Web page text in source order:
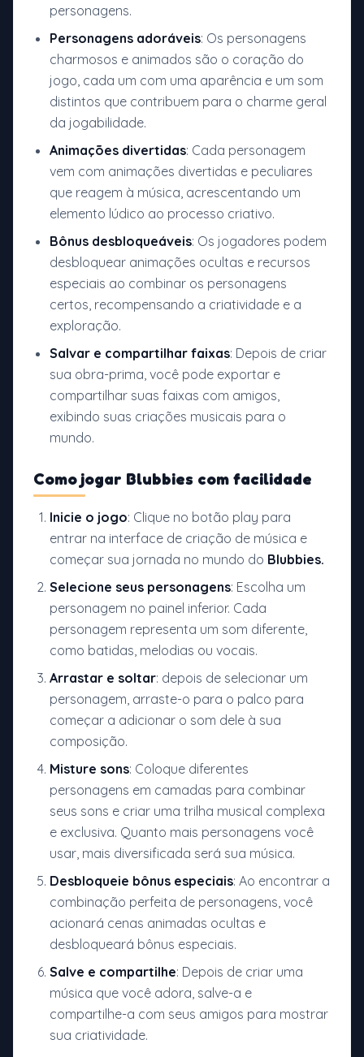
personagens.
Personagens adoráveis: Os personagens
charmosos e animados são o coração do
jogo, cada um com uma aparência e um som
distintos que contribuem para o charme geral
da jogabilidade.
Animações divertidas: Cada personagem
vem com animações divertidas e peculiares
que reagem à música, acrescentando um
elemento lúdico ao processo criativo.
Bônus desbloqueáveis: Os jogadores podem
desbloquear animações ocultas e recursos
especiais ao combinar os personagens
certos, recompensando a criatividade e a
exploração.
Salvar e compartilhar faixas: Depois de criar
sua obra-prima, você pode exportar e
compartilhar suas faixas com amigos,
exibindo suas criações musicais para o
mundo.
Como jogar Blubbies com facilidade
Inicie o jogo: Clique no botão play para
entrar na interface de criação de música e
começar sua jornada no mundo do Blubbies.
Selecione seus personagens: Escolha um
personagem no painel inferior. Cada
personagem representa um som diferente,
como batidas, melodias ou vocais.
Arrastar e soltar: depois de selecionar um
personagem, arraste-o para o palco para
começar a adicionar o som dele à sua
composição.
Misture sons: Coloque diferentes
personagens em camadas para combinar
seus sons e criar uma trilha musical complexa
e exclusiva. Quanto mais personagens você
usar, mais diversificada será sua música.
Desbloqueie bônus especiais: Ao encontrar a
combinação perfeita de personagens, você
acionará cenas animadas ocultas e
desbloqueará bônus especiais.
Salve e compartilhe: Depois de criar uma
música que você adora, salve-a e
compartilhe-a com seus amigos para mostrar
sua criatividade.